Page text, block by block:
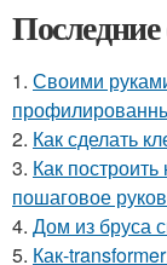
Последние
1. Своими
2. Как сделать
3. Как
пошаговое
4. Дом из бруса
5. Как-